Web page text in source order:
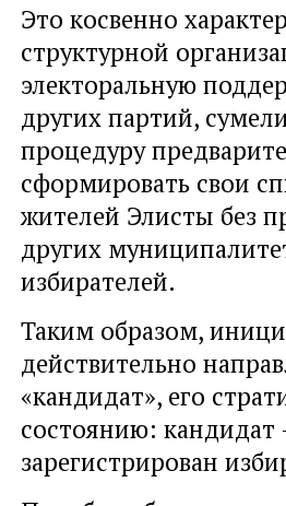
Это косвенно
структурной
электоральную
других партий,
процедуру
сформировать свои
жителей Элисты без
других
избирателей.
Таким образом,
действительно
«кандидат», его
состоянию: кандидат
зарегистрирован